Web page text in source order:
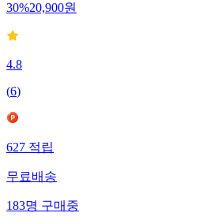
30%20,900원
4.8
(6)
627 적립
무료배송
183명 구매중